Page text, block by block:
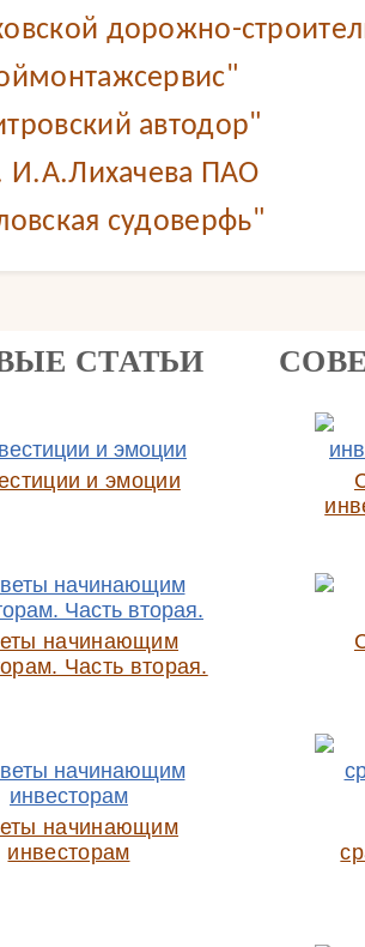
дорожно-
автодор"
И.А.Лихачева ПАО
судоверфь"
СТАТЬИ
и эмоции
начинающим
Часть вторая.
начинающим
инвесторам